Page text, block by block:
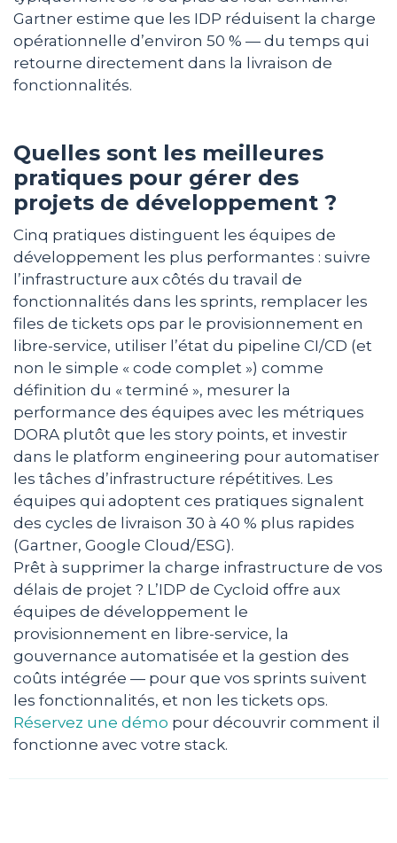
Gartner estime que les IDP réduisent la charge
opérationnelle d’environ 50 % — du temps qui
retourne directement dans la livraison de
fonctionnalités.
Quelles sont les meilleures
pratiques pour gérer des
projets de développement ?
Cinq pratiques distinguent les équipes de
développement les plus performantes : suivre
l’infrastructure aux côtés du travail de
fonctionnalités dans les sprints, remplacer les
files de tickets ops par le provisionnement en
libre-service, utiliser l’état du pipeline CI/CD (et
non le simple « code complet ») comme
définition du « terminé », mesurer la
performance des équipes avec les métriques
DORA plutôt que les story points, et investir
dans le platform engineering pour automatiser
les tâches d’infrastructure répétitives. Les
équipes qui adoptent ces pratiques signalent
des cycles de livraison 30 à 40 % plus rapides
(Gartner, Google Cloud/ESG).
Prêt à supprimer la charge infrastructure de vos
délais de projet ? L’IDP de Cycloid offre aux
équipes de développement le
provisionnement en libre-service, la
gouvernance automatisée et la gestion des
coûts intégrée — pour que vos sprints suivent
les fonctionnalités, et non les tickets ops.
Réservez une démo pour découvrir comment il
fonctionne avec votre stack.